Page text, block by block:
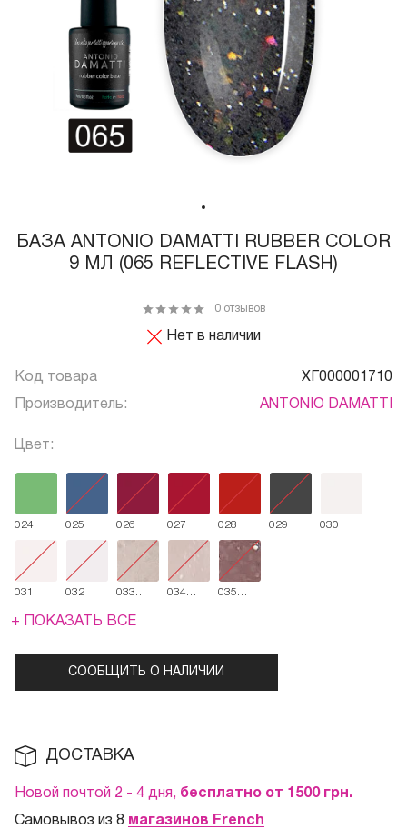
БАЗА ANTONIO DAMATTI RUBBER COLOR
9 МЛ (065 REFLECTIVE FLASH)
Нет в наличии
0 отзывов
Код товара ХГ000001710
Производитель: ANTONIO DAMATTI
Цвет:
024 025 026 027 028 029 030
031 032
033
034
035
+ ПОКАЗАТЬ ВСЕ
СООБЩИТЬ О НАЛИЧИИ
ДОСТАВКА
Новой почтой 2 - 4 дня, бесплатно от 1500 грн.
Самовывоз из 8 магазинов French